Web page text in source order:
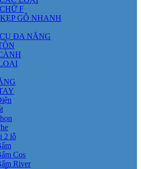
F
GỖ NHANH
ĐA NĂNG
2 lỗ
Cos
River